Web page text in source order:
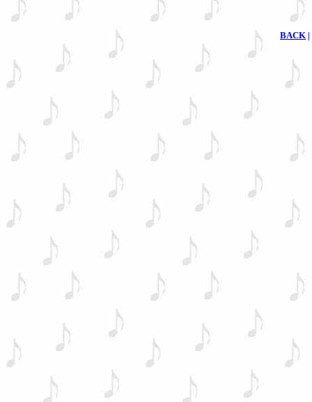
BACK |